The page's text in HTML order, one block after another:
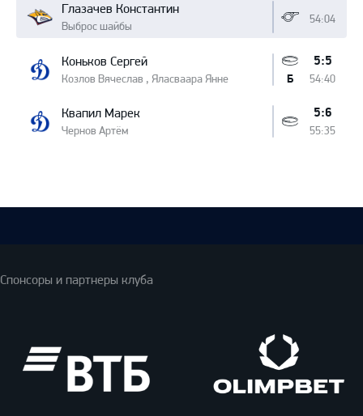
Глазачев Константин
Выброс шайбы
54:04
Коньков Сергей
Козлов Вячеслав , Яласваара Янне
5:5
54:40
Б
Квапил Марек
Чернов Артём
5:6
55:35
Спонсоры и партнеры клуба